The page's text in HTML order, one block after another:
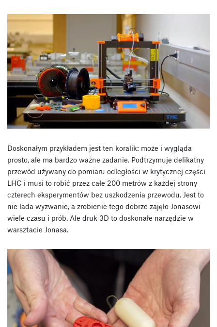
Doskonałym przykładem jest ten koralik: może i wygląda
prosto, ale ma bardzo ważne zadanie. Podtrzymuje delikatny
przewód używany do pomiaru odległości w krytycznej części
LHC i musi to robić przez całe 200 metrów z każdej strony
czterech eksperymentów bez uszkodzenia przewodu. Jest to
nie lada wyzwanie, a zrobienie tego dobrze zajęło Jonasowi
wiele czasu i prób. Ale druk 3D to doskonałe narzędzie w
warsztacie Jonasa.